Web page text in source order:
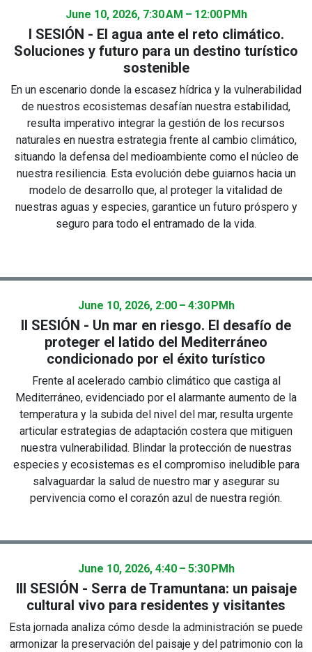
June 10, 2026, 7:30 AM – 12:00 PMh
I SESIÓN - El agua ante el reto climático.
Soluciones y futuro para un destino turístico
sostenible
En un escenario donde la escasez hídrica y la vulnerabilidad
de nuestros ecosistemas desafían nuestra estabilidad,
resulta imperativo integrar la gestión de los recursos
naturales en nuestra estrategia frente al cambio climático,
situando la defensa del medioambiente como el núcleo de
nuestra resiliencia. Esta evolución debe guiarnos hacia un
modelo de desarrollo que, al proteger la vitalidad de
nuestras aguas y especies, garantice un futuro próspero y
seguro para todo el entramado de la vida.
June 10, 2026, 2:00 – 4:30 PMh
II SESIÓN - Un mar en riesgo. El desafío de
proteger el latido del Mediterráneo
condicionado por el éxito turístico
Frente al acelerado cambio climático que castiga al
Mediterráneo, evidenciado por el alarmante aumento de la
temperatura y la subida del nivel del mar, resulta urgente
articular estrategias de adaptación costera que mitiguen
nuestra vulnerabilidad. Blindar la protección de nuestras
especies y ecosistemas es el compromiso ineludible para
salvaguardar la salud de nuestro mar y asegurar su
pervivencia como el corazón azul de nuestra región.
June 10, 2026, 4:40 – 5:30 PMh
III SESIÓN - Serra de Tramuntana: un paisaje
cultural vivo para residentes y visitantes
Esta jornada analiza cómo desde la administración se puede
armonizar la preservación del paisaje y del patrimonio con la